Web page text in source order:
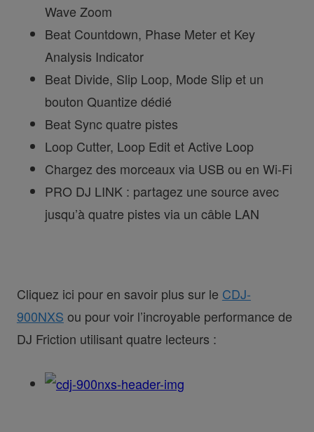
Wave Zoom
Beat Countdown, Phase Meter et Key
Analysis Indicator
Beat Divide, Slip Loop, Mode Slip et un
bouton Quantize dédié
Beat Sync quatre pistes
Loop Cutter, Loop Edit et Active Loop
Chargez des morceaux via USB ou en Wi-Fi
PRO DJ LINK : partagez une source avec
jusqu’à quatre pistes via un câble LAN
Cliquez ici pour en savoir plus sur le CDJ-
900NXS ou pour voir l’incroyable performance de
DJ Friction utilisant quatre lecteurs :